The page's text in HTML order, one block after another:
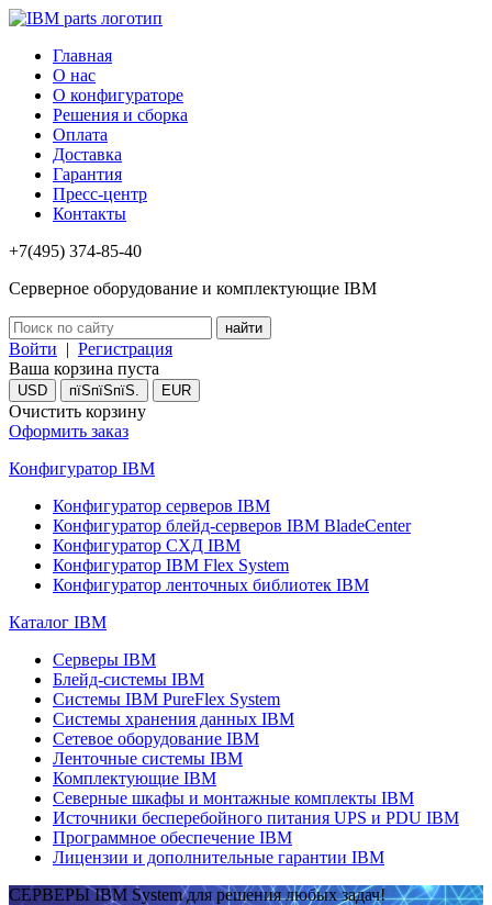
Главная
О нас
О конфигураторе
Решения и сборка
Оплата
Доставка
Гарантия
Пресс-центр
Контакты
+7(495) 374-85-40
Серверное оборудование и комплектующие IBM
Войти | Регистрация
Ваша корзина пуста
USD пїЅпїЅпїЅ. EUR
Очистить корзину
Оформить заказ
Конфигуратор IBM
Конфигуратор серверов IBM
Конфигуратор блейд-серверов IBM BladeCenter
Конфигуратор СХД IBM
Конфигуратор IBM Flex System
Конфигуратор ленточных библиотек IBM
Каталог IBM
Серверы IBM
Блейд-системы IBM
Системы IBM PureFlex System
Системы хранения данных IBM
Сетевое оборудование IBM
Ленточные системы IBM
Комплектующие IBM
Северные шкафы и монтажные комплекты IBM
Источники бесперебойного питания UPS и PDU IBM
Программное обеспечение IBM
Лицензии и дополнительные гарантии IBM
СЕРВЕРЫ IBM System для решения любых задач!